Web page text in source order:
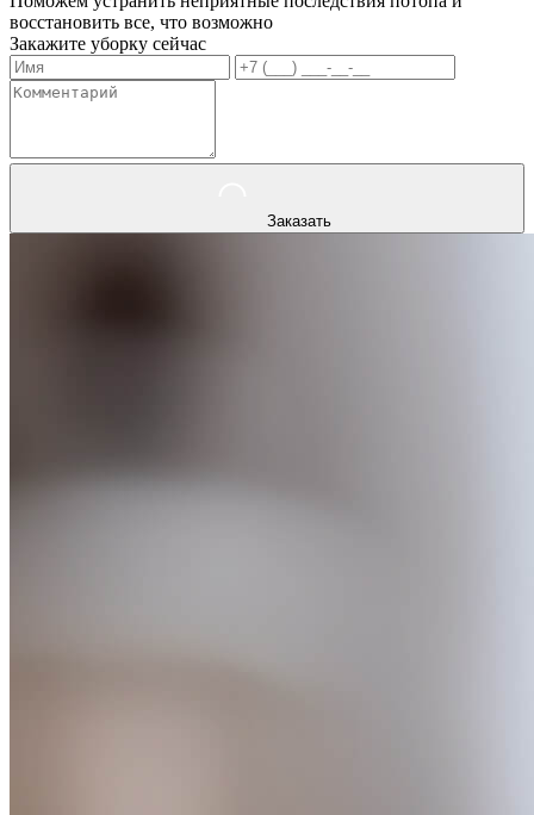
восстановить все, что возможно
Закажите уборку сейчас
Заказать